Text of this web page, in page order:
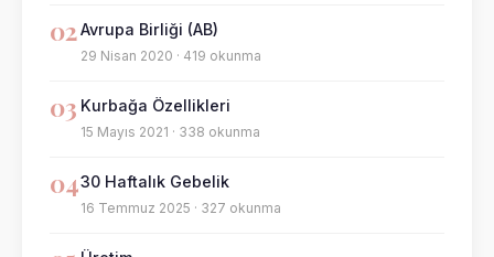
02Avrupa Birliği (AB)
29 Nisan 2020 · 419 okunma
03 Kurbağa Özellikleri
15 Mayıs 2021 · 338 okunma
0430 Haftalık Gebelik
16 Temmuz 2025 · 327 okunma